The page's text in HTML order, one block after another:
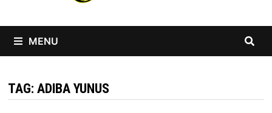
MENU
TAG:ADIBA YUNUS